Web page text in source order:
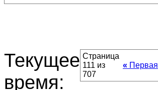
Текущее
время:
Страница
111 из
707
« Первая